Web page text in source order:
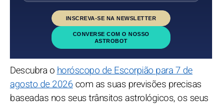
INSCREVA-SE NA NEWSLETTER
CONVERSE COM O NOSSO
ASTROBOT
Descubra ohoróscopo de Escorpião para 7 de
agosto de 2026com as suas previsões precisas
baseadas nos seus trânsitos astrológicos, os seus